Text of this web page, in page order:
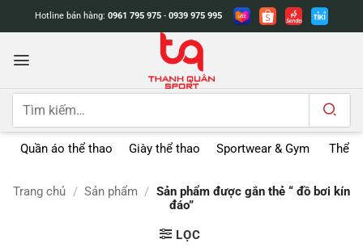
dung
Hotline bán hàng: 0961 795 975 - 0939 975 995
Tìm
Quần áo thể thao Giày thể thao Sportwear & Gym Thể
Trang chủ / Sản phẩm / Sản phẩm được gắn thẻ “ đồ bơi kín
đáo”
LỌC